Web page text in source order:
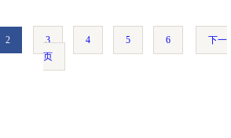
2 3 4 5 6
下一
页